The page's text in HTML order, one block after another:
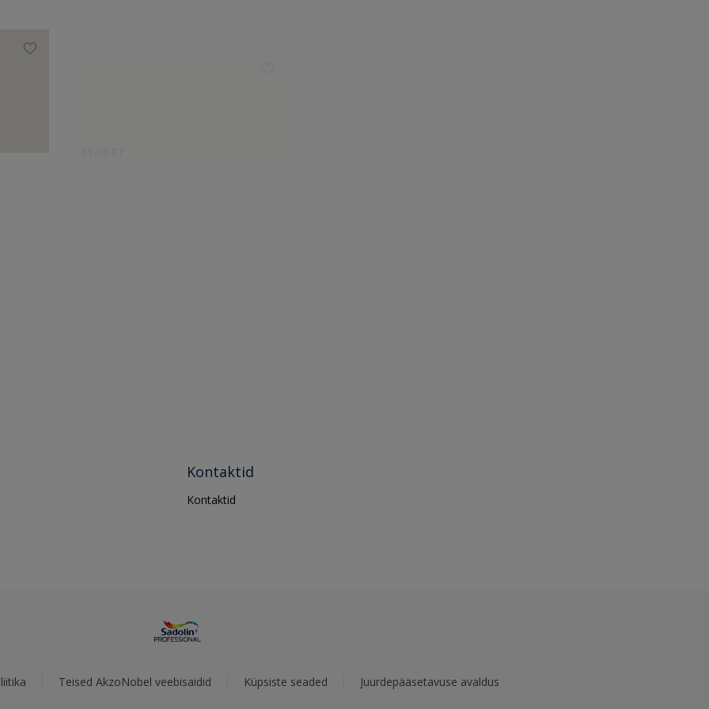
Kontaktid
Kontaktid
Teised AkzoNobel veebisaidid Küpsiste seaded Juurdepääsetavuse avaldus